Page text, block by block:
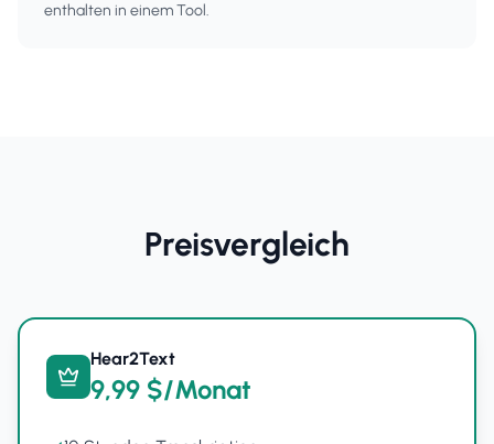
enthalten in einem Tool.
Preisvergleich
Hear2Text
9,99 $/Monat